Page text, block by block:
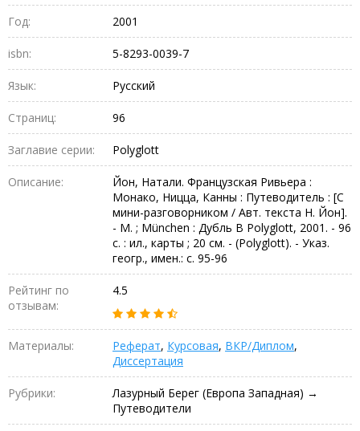
Год: 2001
isbn: 5-8293-0039-7
Язык: Русский
Страниц: 96
Заглавие серии: Polyglott
Описание:
Йон, Натали. Французская Ривьера :
Монако, Ницца, Канны : Путеводитель : [С
мини-разговорником / Авт. текста Н. Йон].
- М. ; München : Дубль B Polyglott, 2001. - 96
с. : ил., карты ; 20 см. - (Polyglott). - Указ.
геогр., имен.: с. 95-96
Рейтинг по
отзывам:
4.5
Материалы: Реферат, Курсовая, ВКР/Диплом,
Диссертация
Рубрики:
Лазурный Берег (Европа Западная) →
Путеводители